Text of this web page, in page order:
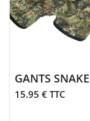
15.95 € TTC